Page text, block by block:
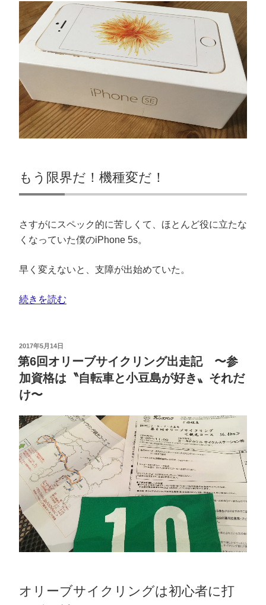
もう限界だ！機種変だ！
さすがにスペック的に苦しくて、ほとんど役に立たな
くなっていた僕のiPhone 5s。
早く変えないと、支障が出始めていた。
続きを読む
2017年5月14日
第6回オリーブサイクリング出走記 〜参
加資格は〝自転車と小豆島が好き〟それだ
け〜
オリーブサイクリングは初心者に打